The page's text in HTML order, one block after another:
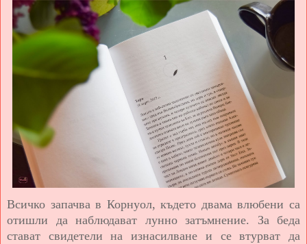
Всичко запачва в Корнуол, където двама влюбени са
отишли да наблюдават лунно затъмнение. За беда
стават свидетели на изнасилване и се втурват да